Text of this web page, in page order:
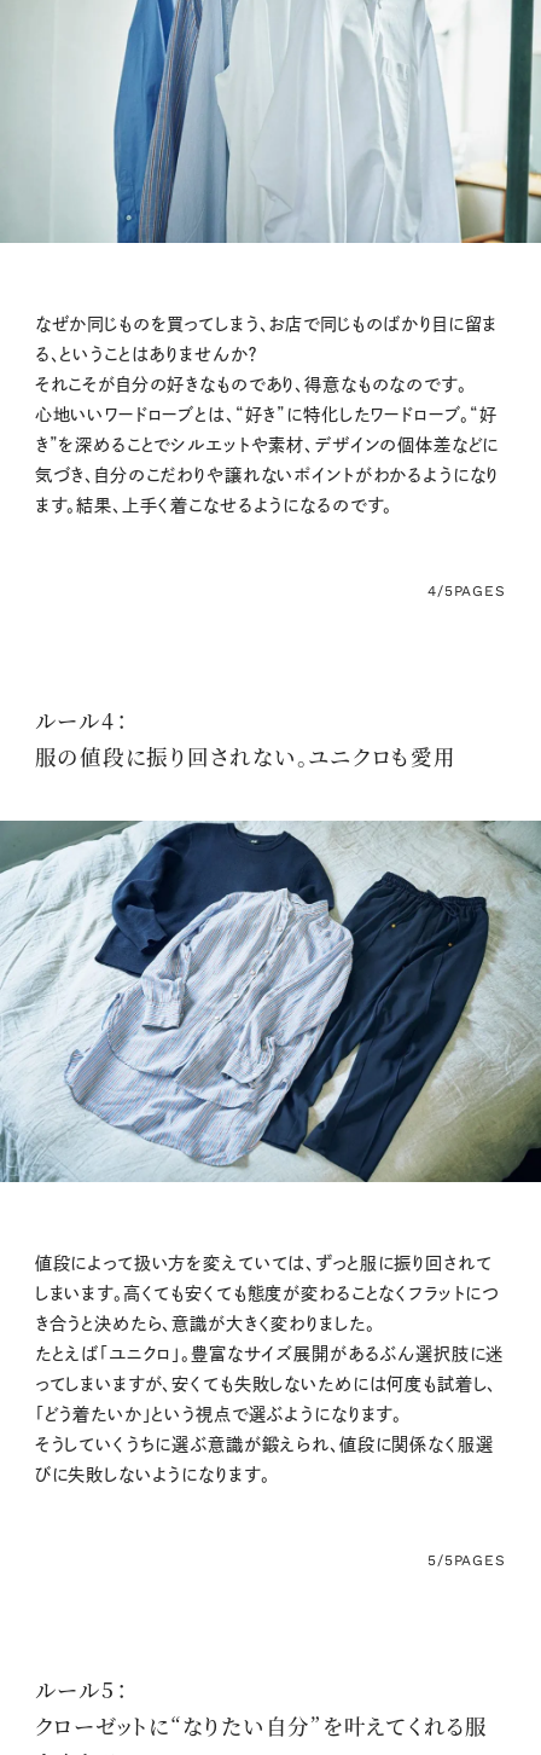
なぜか同じものを買ってしまう、お店で同じものばかり目に留ま
る、ということはありませんか？
それこそが自分の好きなものであり、得意なものなのです。
心地いいワードローブとは、“好き”に特化したワードローブ。“好
き”を深めることでシルエットや素材、デザインの個体差などに
気づき、自分のこだわりや譲れないポイントがわかるようになり
ます。結果、上手く着こなせるようになるのです。
4/5PAGES
ルール4：
服の値段に振り回されない。ユニクロも愛用
値段によって扱い方を変えていては、ずっと服に振り回されて
しまいます。高くても安くても態度が変わることなくフラットにつ
き合うと決めたら、意識が大きく変わりました。
たとえば「ユニクロ」。豊富なサイズ展開があるぶん選択肢に迷
ってしまいますが、安くても失敗しないためには何度も試着し、
「どう着たいか」という視点で選ぶようになります。
そうしていくうちに選ぶ意識が鍛えられ、値段に関係なく服選
びに失敗しないようになります。
5/5PAGES
ルール5：
クローゼットに“なりたい自分”を叶えてくれる服